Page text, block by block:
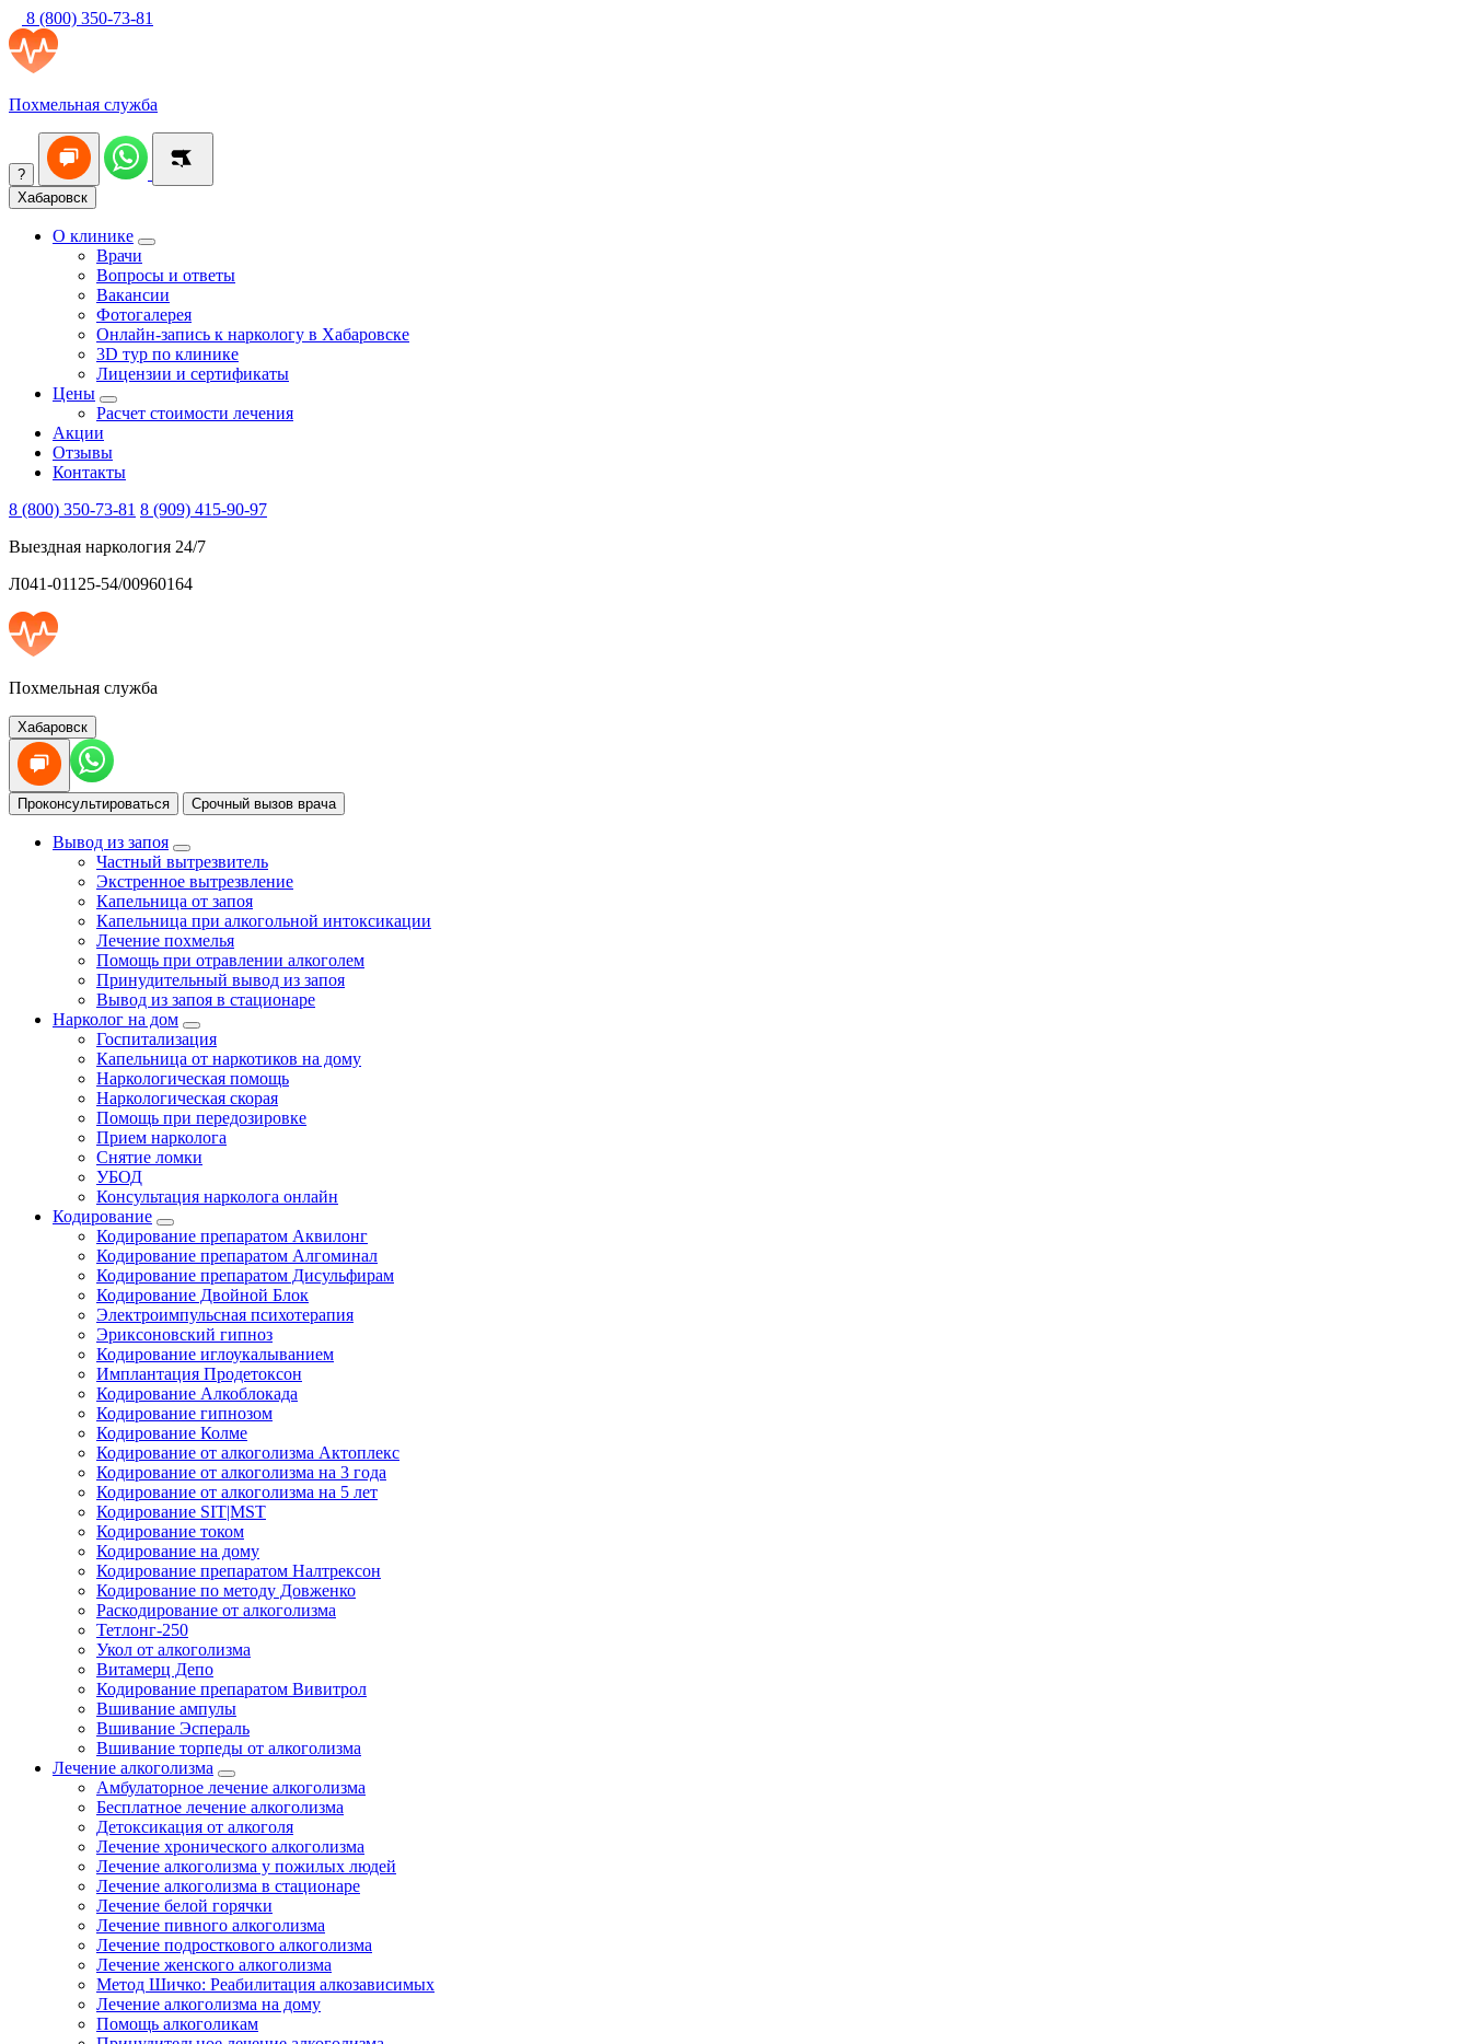
8 (800) 350-73-81
Похмельная служба
?
Хабаровск
О клинике
Врачи
Вопросы и ответы
Вакансии
Фотогалерея
Онлайн-запись к наркологу в Хабаровске
3D тур по клинике
Лицензии и сертификаты
Цены
Расчет стоимости лечения
Акции
Отзывы
Контакты
8 (800) 350-73-81 8 (909) 415-90-97
Выездная наркология 24/7
Л041-01125-54/00960164
Похмельная служба
Хабаровск
Проконсультироваться Срочный вызов врача
Вывод из запоя
Частный вытрезвитель
Экстренное вытрезвление
Капельница от запоя
Капельница при алкогольной интоксикации
Лечение похмелья
Помощь при отравлении алкоголем
Принудительный вывод из запоя
Вывод из запоя в стационаре
Нарколог на дом
Госпитализация
Капельница от наркотиков на дому
Наркологическая помощь
Наркологическая скорая
Помощь при передозировке
Прием нарколога
Снятие ломки
УБОД
Консультация нарколога онлайн
Кодирование
Кодирование препаратом Аквилонг
Кодирование препаратом Алгоминал
Кодирование препаратом Дисульфирам
Кодирование Двойной Блок
Электроимпульсная психотерапия
Эриксоновский гипноз
Кодирование иглоукалыванием
Имплантация Продетоксон
Кодирование Алкоблокада
Кодирование гипнозом
Кодирование Колме
Кодирование от алкоголизма Актоплекс
Кодирование от алкоголизма на 3 года
Кодирование от алкоголизма на 5 лет
Кодирование SIT|MST
Кодирование током
Кодирование на дому
Кодирование препаратом Налтрексон
Кодирование по методу Довженко
Раскодирование от алкоголизма
Тетлонг-250
Укол от алкоголизма
Витамерц Депо
Кодирование препаратом Вивитрол
Вшивание ампулы
Вшивание Эспераль
Вшивание торпеды от алкоголизма
Лечение алкоголизма
Амбулаторное лечение алкоголизма
Бесплатное лечение алкоголизма
Детоксикация от алкоголя
Лечение хронического алкоголизма
Лечение алкоголизма у пожилых людей
Лечение алкоголизма в стационаре
Лечение белой горячки
Лечение пивного алкоголизма
Лечение подросткового алкоголизма
Лечение женского алкоголизма
Метод Шичко: Реабилитация алкозависимых
Лечение алкоголизма на дому
Помощь алкоголикам